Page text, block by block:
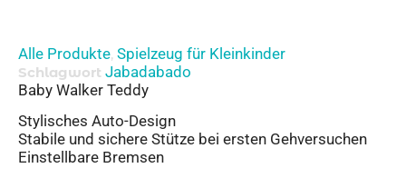
Alle Produkte, Spielzeug für Kleinkinder
Schlagwort Jabadabado
Baby Walker Teddy
Stylisches Auto-Design
Stabile und sichere Stütze bei ersten Gehversuchen
Einstellbare Bremsen